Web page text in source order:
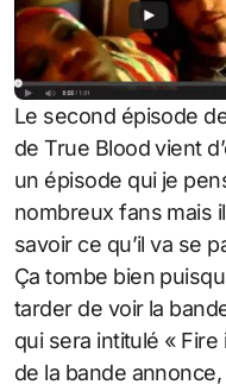
Le second épisode
de True Blood vient
un épisode qui je
nombreux fans mais
savoir ce qu’il va se
Ça tombe bien
tarder de voir la
qui sera intitulé «
de la bande